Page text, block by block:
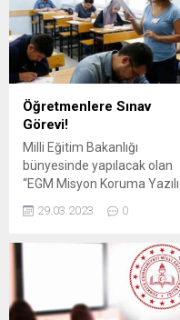
Öğretmenlere Sınav
Görevi!
Milli Eğitim Bakanlığı
bünyesinde yapılacak olan
“EGM Misyon Koruma Yazılı
sınav görevi imkanı tanındı.
yapabilecek. Milli Eğitim
Bakanlığı bünyesinde
yapılacak olan “EGM Misyon
29.03.2023 0